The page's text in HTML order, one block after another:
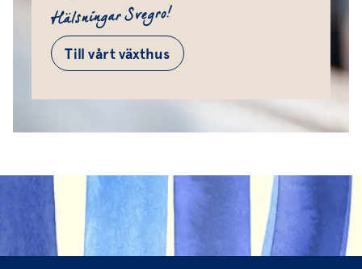
Hälsningar Svegro!
Till vårt växthus